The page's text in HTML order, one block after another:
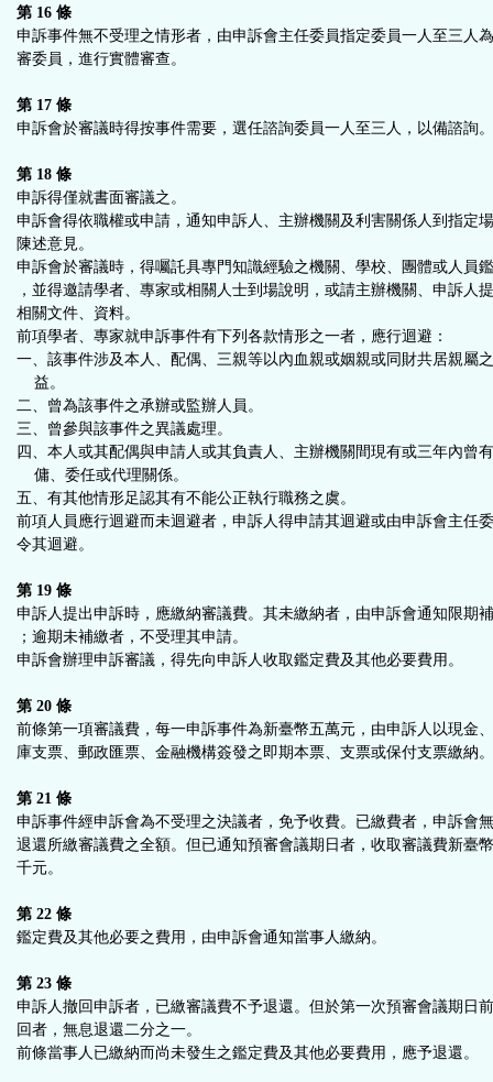
第 16 條
申訴事件無不受理之情形者，由申訴會主任委員指定委員一人至三人
審委員，進行實體審查。
第 17 條
申訴會於審議時得按事件需要，選任諮詢委員一人至三人，以備諮詢。
第 18 條
申訴得僅就書面審議之。
申訴會得依職權或申請，通知申訴人、主辦機關及利害關係人到指定
陳述意見。
申訴會於審議時，得囑託具專門知識經驗之機關、學校、團體或人員
，並得邀請學者、專家或相關人士到場說明，或請主辦機關、申訴人
相關文件、資料。
前項學者、專家就申訴事件有下列各款情形之一者，應行迴避：
一、該事件涉及本人、配偶、三親等以內血親或姻親或同財共居親屬
益。
二、曾為該事件之承辦或監辦人員。
三、曾參與該事件之異議處理。
四、本人或其配偶與申請人或其負責人、主辦機關間現有或三年內曾
傭、委任或代理關係。
五、有其他情形足認其有不能公正執行職務之虞。
前項人員應行迴避而未迴避者，申訴人得申請其迴避或由申訴會主任
令其迴避。
第 19 條
申訴人提出申訴時，應繳納審議費。其未繳納者，由申訴會通知限期
；逾期未補繳者，不受理其申請。
申訴會辦理申訴審議，得先向申訴人收取鑑定費及其他必要費用。
第 20 條
前條第一項審議費，每一申訴事件為新臺幣五萬元，由申訴人以現金
庫支票、郵政匯票、金融機構簽發之即期本票、支票或保付支票繳納。
第 21 條
申訴事件經申訴會為不受理之決議者，免予收費。已繳費者，申訴會
退還所繳審議費之全額。但已通知預審會議期日者，收取審議費新臺
千元。
第 22 條
鑑定費及其他必要之費用，由申訴會通知當事人繳納。
第 23 條
申訴人撤回申訴者，已繳審議費不予退還。但於第一次預審會議期日
回者，無息退還二分之一。
前條當事人已繳納而尚未發生之鑑定費及其他必要費用，應予退還。